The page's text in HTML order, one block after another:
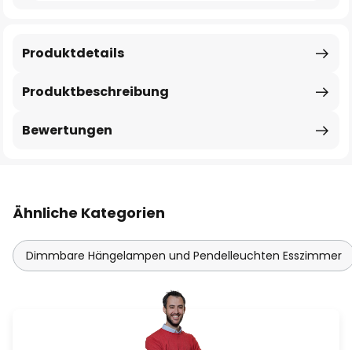
Produktbeschreibung
Produktdetails
Bewertungen
Ähnliche Kategorien
Dimmbare Hängelampen und Pendelleuchten Esszimmer